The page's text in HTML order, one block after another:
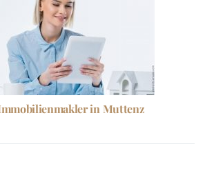
in Muttenz